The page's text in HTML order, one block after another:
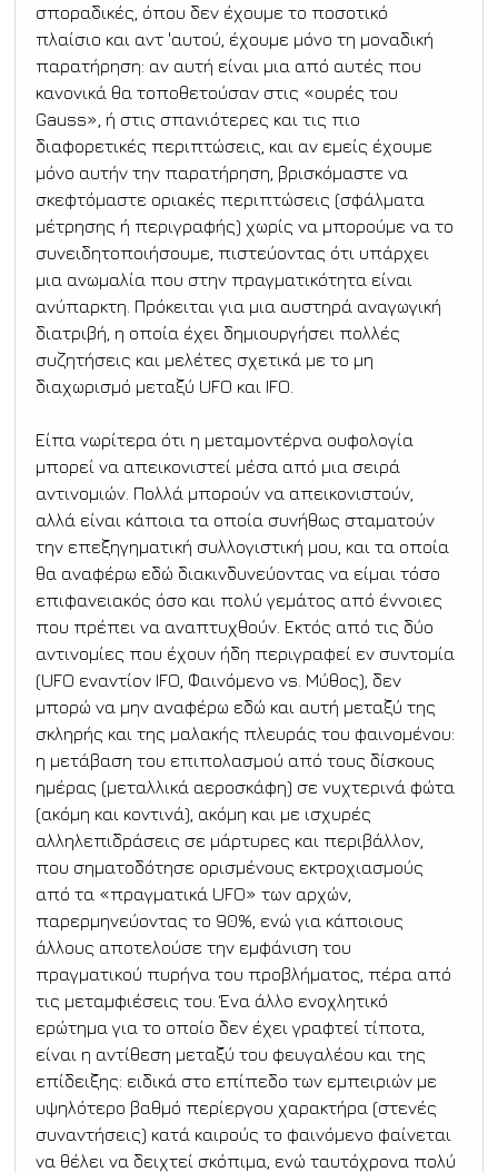
σποραδικές, όπου δεν έχουμε το ποσοτικό
πλαίσιο και αντ 'αυτού, έχουμε μόνο τη μοναδική
παρατήρηση: αν αυτή είναι μια από αυτές που
κανονικά θα τοποθετούσαν στις «ουρές του
Gauss», ή στις σπανιότερες και τις πιο
διαφορετικές περιπτώσεις, και αν εμείς έχουμε
μόνο αυτήν την παρατήρηση, βρισκόμαστε να
σκεφτόμαστε οριακές περιπτώσεις (σφάλματα
μέτρησης ή περιγραφής) χωρίς να μπορούμε να το
συνειδητοποιήσουμε, πιστεύοντας ότι υπάρχει
μια ανωμαλία που στην πραγματικότητα είναι
ανύπαρκτη. Πρόκειται για μια αυστηρά αναγωγική
διατριβή, η οποία έχει δημιουργήσει πολλές
συζητήσεις και μελέτες σχετικά με το μη
διαχωρισμό μεταξύ UFO και IFO.
Είπα νωρίτερα ότι η μεταμοντέρνα ουφολογία
μπορεί να απεικονιστεί μέσα από μια σειρά
αντινομιών. Πολλά μπορούν να απεικονιστούν,
αλλά είναι κάποια τα οποία συνήθως σταματούν
την επεξηγηματική συλλογιστική μου, και τα οποία
θα αναφέρω εδώ διακινδυνεύοντας να είμαι τόσο
επιφανειακός όσο και πολύ γεμάτος από έννοιες
που πρέπει να αναπτυχθούν. Εκτός από τις δύο
αντινομίες που έχουν ήδη περιγραφεί εν συντομία
(UFO εναντίον IFO, Φαινόμενο vs. Μύθος), δεν
μπορώ να μην αναφέρω εδώ και αυτή μεταξύ της
σκληρής και της μαλακής πλευράς του φαινομένου:
η μετάβαση του επιπολασμού από τους δίσκους
ημέρας (μεταλλικά αεροσκάφη) σε νυχτερινά φώτα
(ακόμη και κοντινά), ακόμη και με ισχυρές
αλληλεπιδράσεις σε μάρτυρες και περιβάλλον,
που σηματοδότησε ορισμένους εκτροχιασμούς
από τα «πραγματικά UFO» των αρχών,
παρερμηνεύοντας το 90%, ενώ για κάποιους
άλλους αποτελούσε την εμφάνιση του
πραγματικού πυρήνα του προβλήματος, πέρα από
τις μεταμφιέσεις του. Ένα άλλο ενοχλητικό
ερώτημα για το οποίο δεν έχει γραφτεί τίποτα,
είναι η αντίθεση μεταξύ του φευγαλέου και της
επίδειξης: ειδικά στο επίπεδο των εμπειριών με
υψηλότερο βαθμό περίεργου χαρακτήρα (στενές
συναντήσεις) κατά καιρούς το φαινόμενο φαίνεται
να θέλει να δειχτεί σκόπιμα, ενώ ταυτόχρονα πολύ